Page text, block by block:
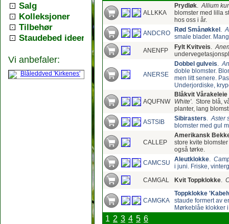
Salg
Kolleksjoner
Tilbehør
Staudebed ideer
Vi anbefaler:
ALLKKA
Prydløk.Allium
blomster med lilla
hos oss i år.
ANDCRO
Rød Smånøkkel .
smale blader.
ANENFP
Fylt Kvitveis.
ANERSE
Dobbel gulveis.
doble blomster.
men litt senere.
Underjordiske,
AQUFNW
Blåkvit
White'. Store blå,
planter, lang
ASTSIB
Sibirasters.Aster
blomster med gul
CALLEP
Amerikansk
store kvite
også tørke.
CAMCSU
Aleutklokke.
i juni. Friske,
CAMGAL
Kvit Toppklokke.
CAMGKA
Toppklokke
staude formert av
Mørkeblåe klokker
1 2 3 4 5 6